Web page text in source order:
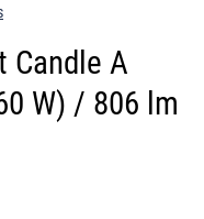
Candle A
W) / 806 lm